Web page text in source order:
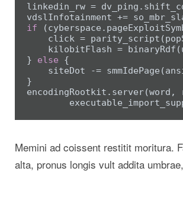
linkedin_rw =
if
click =
kilobitFlash =
} else {
siteDot -=
}
encodingRootkit.server(word,
Memini ad coissent restitit moritura.
alta, pronus longis vult addita